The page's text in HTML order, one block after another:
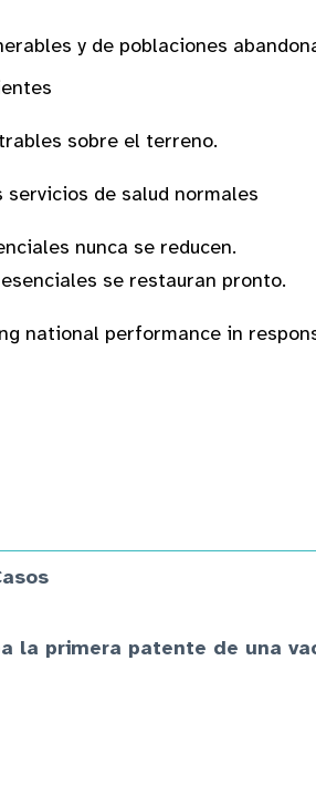
y de poblaciones
de grupos
sobre el terreno.
de salud normales
nunca se reducen.
se restauran pronto.
national performance in
la primera patente de una